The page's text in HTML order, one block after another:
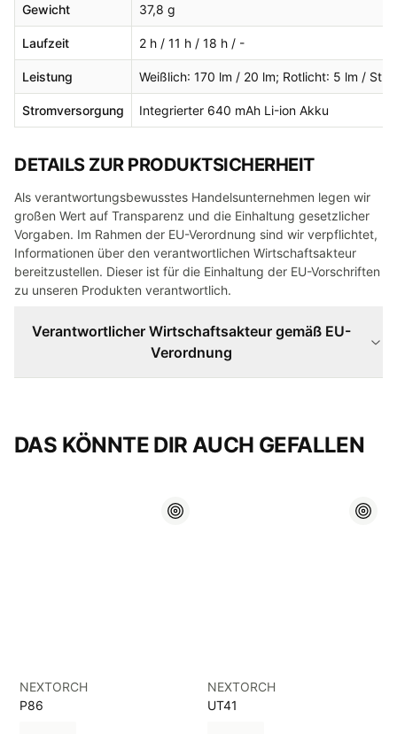
Gewicht 37,8 g
Laufzeit 2 h / 11 h / 18 h / -
Leistung Weißlich: 170 lm / 20 lm; Rotlicht: 5 lm /
Stromversorgung Integrierter 640 mAh Li-ion Akku
DETAILS ZUR PRODUKTSICHERHEIT
Als verantwortungsbewusstes Handelsunternehmen legen wir
großen Wert auf Transparenz und die Einhaltung gesetzlicher
Vorgaben. Im Rahmen der EU-Verordnung sind wir verpflichtet,
Informationen über den verantwortlichen Wirtschaftsakteur
bereitzustellen. Dieser ist für die Einhaltung der EU-Vorschriften
zu unseren Produkten verantwortlich.
Verantwortlicher Wirtschaftsakteur gemäß EU-
Verordnung
DAS KÖNNTE DIR AUCH GEFALLEN
NEXTORCH
P86
NEXTORCH
UT41